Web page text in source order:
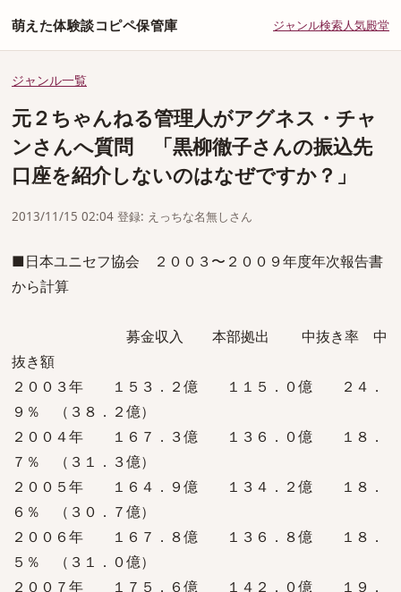
萌えた体験談コピペ保管庫 ジャンル検索人気殿堂
ジャンル一覧
元２ちゃんねる管理人がアグネス・チャ
ンさんへ質問 「黒柳徹子さんの振込先
口座を紹介しないのはなぜですか？」
2013/11/15 02:04 登録: えっちな名無しさん
■日本ユニセフ協会 ２００３〜２００９年度年次報告書
から計算
募金収入 本部拠出 中抜き率 中
抜き額
２００３年 １５３．２億 １１５．０億 ２４．
９％ （３８．２億）
２００４年 １６７．３億 １３６．０億 １８．
７％ （３１．３億）
２００５年 １６４．９億 １３４．２億 １８．
６％ （３０．７億）
２００６年 １６７．８億 １３６．８億 １８．
５％ （３１．０億）
２００７年 １７５．６億 １４２．０億 １９．